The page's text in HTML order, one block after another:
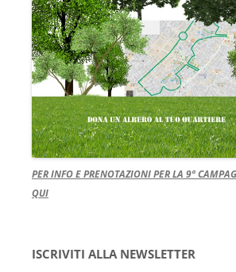
PER INFO E PRENOTAZIONI PER LA 9ª
QUI
ISCRIVITI ALLA NEWSLETTER